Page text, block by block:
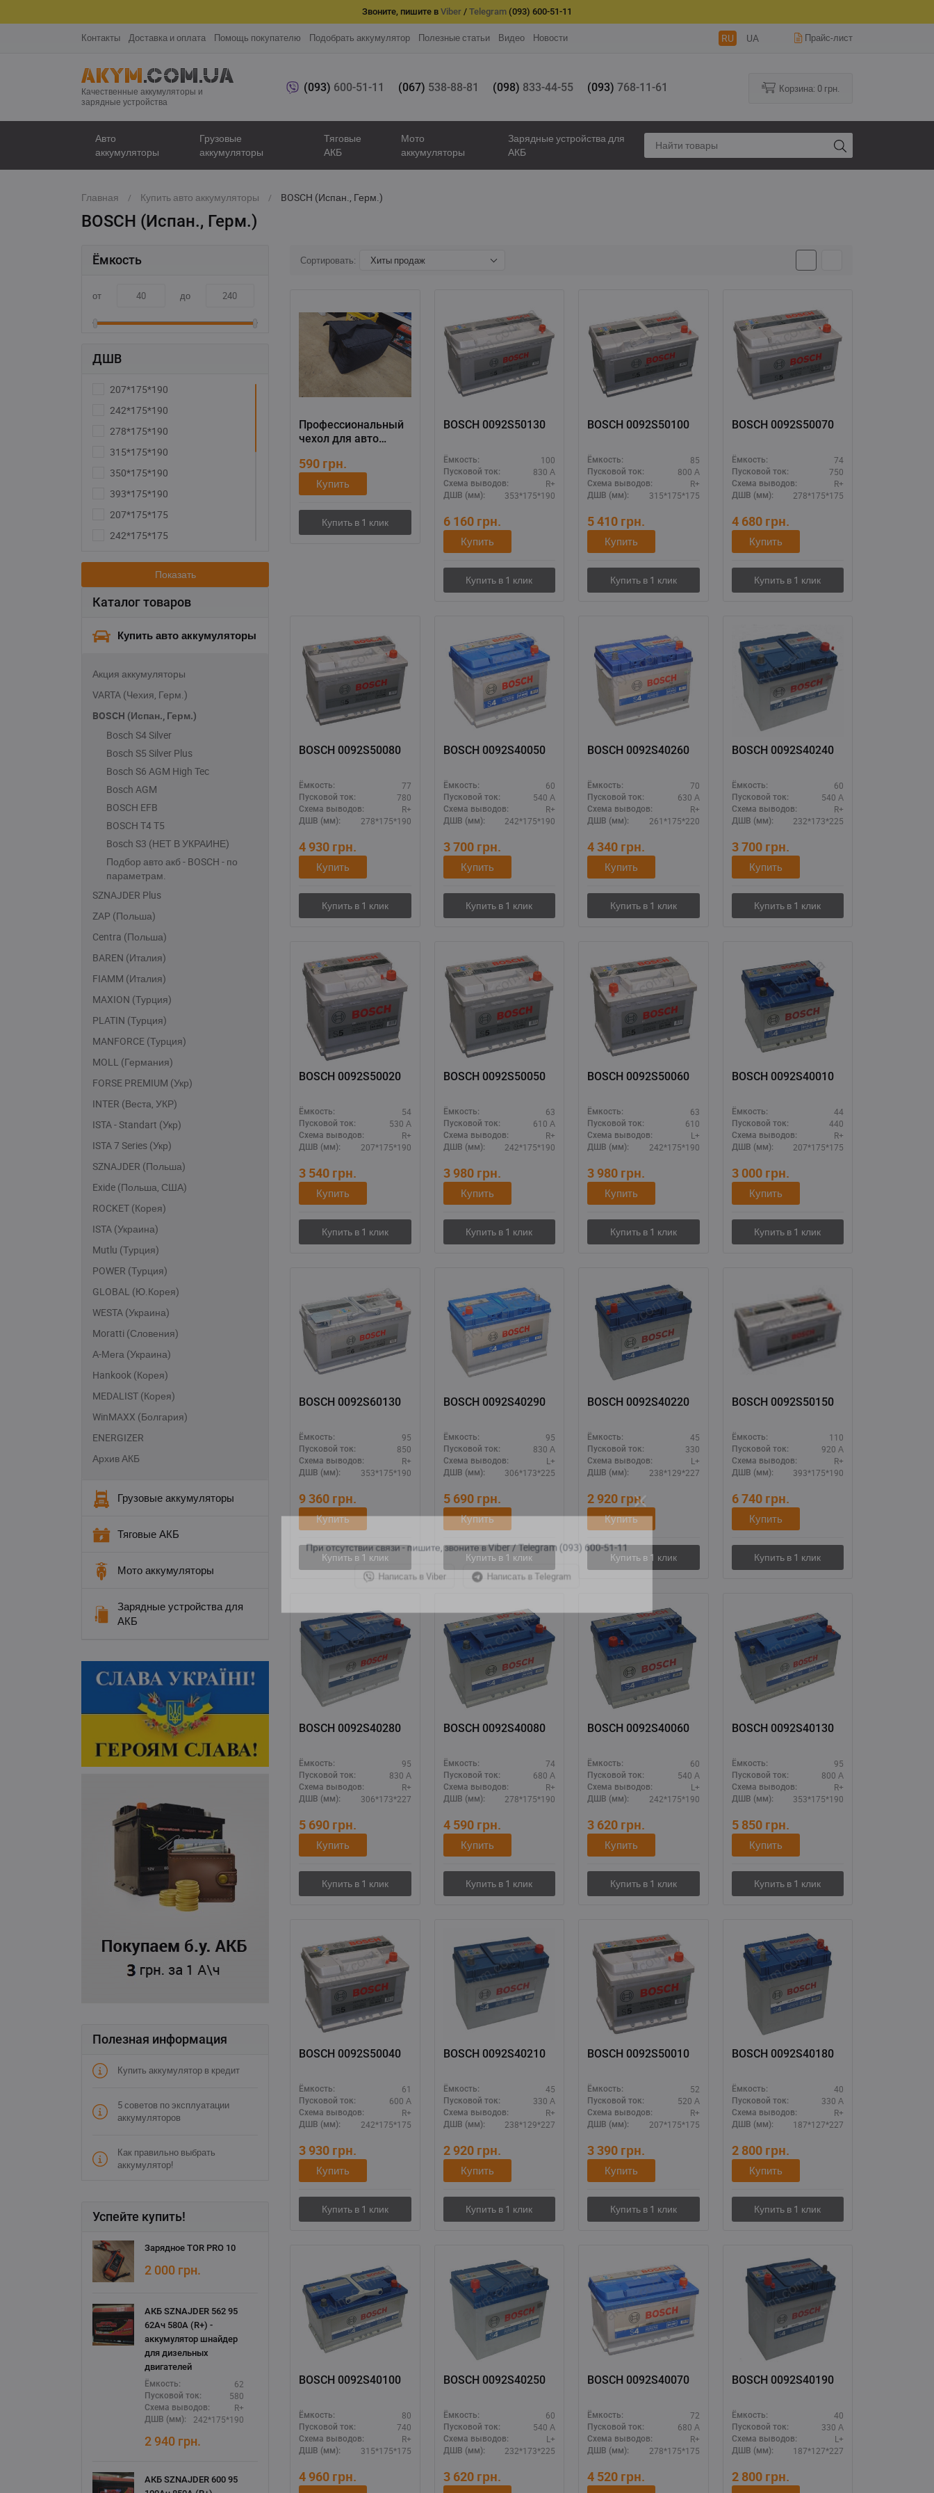
Звоните, пишите в Viber / Telegram (093) 600-51-11
Контакты Доставка и оплата Помощь покупателю Подобрать аккумулятор Полезные статьи Видео Новости RU UA Прайс-лист
Качественные аккумуляторы и
зарядные устройства
(093) 600-51-11 (067) 538-88-81 (098) 833-44-55 (093) 768-11-61 Корзина: 0 грн.
Авто
аккумуляторы
Грузовые
аккумуляторы
Тяговые
АКБ
Мото
аккумуляторы
Зарядные устройства для
АКБ
Главная Купить авто аккумуляторы BOSCH (Испан., Герм.)
BOSCH (Испан., Герм.)
Ёмкость
от до
ДШВ
207*175*190
242*175*190
278*175*190
315*175*190
350*175*190
393*175*190
207*175*175
242*175*175
315*175*175
350*175*175
238*129*227
260*175*220
306*175*225
513*189*223
Показать
Каталог товаров
Купить авто аккумуляторы
Акция аккумуляторы
VARTA (Чехия, Герм.)
BOSCH (Испан., Герм.)
Bosch S4 Silver
Bosch S5 Silver Plus
Bosch S6 AGM High Tec
Bosch AGM
BOSCH EFB
BOSCH T4 T5
Bosch S3 (НЕТ В УКРАИНЕ)
Подбор авто акб - BOSCH - по
параметрам.
SZNAJDER Plus
ZAP (Польша)
Centra (Польша)
BAREN (Италия)
FIAMM (Италия)
MAXION (Турция)
PLATIN (Турция)
MANFORCE (Турция)
MOLL (Германия)
FORSE PREMIUM (Укр)
INTER (Веста, УКР)
ISTA - Standart (Укр)
ISTA 7 Series (Укр)
SZNAJDER (Польша)
Exide (Польша, США)
ROCKET (Корея)
ISTA (Украина)
Mutlu (Турция)
POWER (Турция)
GLOBAL (Ю.Корея)
WESTA (Украина)
Moratti (Словения)
А-Мега (Украина)
Hankook (Корея)
MEDALIST (Корея)
WinMAXX (Болгария)
ENERGIZER
Архив АКБ
Грузовые аккумуляторы
Тяговые АКБ
Мото аккумуляторы
Зарядные устройства для
АКБ
Полезная информация
Купить аккумулятор в кредит
5 советов по эксплуатации
аккумуляторов
Как правильно выбрать
аккумулятор!
Успейте купить!
Зарядное TOR PRO 10
2 000 грн.
АКБ SZNAJDER 562 95
62Ач 580А (R+) -
аккумулятор шнайдер
для дизельных
двигателей
Ёмкость: 62
Пусковой ток: 580
Схема выводов: R+
ДШВ (мм): 242*175*190
2 940 грн.
АКБ SZNAJDER 600 95
Сортировать: Хиты продаж
Профессиональный
чехол для авто
590 грн.
Купить
BOSCH 0092S50130
Ёмкость: 100
Пусковой ток: 830 А
Схема выводов: R+
ДШВ (мм): 353*175*190
6 160 грн.
Купить
BOSCH 0092S50100
Ёмкость: 85
Пусковой ток: 800 А
Схема выводов: R+
ДШВ (мм): 315*175*175
5 410 грн.
Купить
BOSCH 0092S50070
Ёмкость: 74
Пусковой ток: 750
Схема выводов: R+
ДШВ (мм): 278*175*175
4 680 грн.
Купить
BOSCH 0092S50080
Ёмкость: 77
Пусковой ток: 780
Схема выводов: R+
ДШВ (мм): 278*175*190
4 930 грн.
Купить
BOSCH 0092S40050
Ёмкость: 60
Пусковой ток: 540 А
Схема выводов: R+
ДШВ (мм): 242*175*190
3 700 грн.
Купить
BOSCH 0092S40260
Ёмкость: 70
Пусковой ток: 630 А
Схема выводов: R+
ДШВ (мм): 261*175*220
4 340 грн.
Купить
BOSCH 0092S40240
Ёмкость: 60
Пусковой ток: 540 А
Схема выводов: R+
ДШВ (мм): 232*173*225
3 700 грн.
Купить
BOSCH 0092S50020
Ёмкость: 54
Пусковой ток: 530 А
Схема выводов: R+
ДШВ (мм): 207*175*190
3 540 грн.
Купить
BOSCH 0092S50050
Ёмкость: 63
Пусковой ток: 610 А
Схема выводов: R+
ДШВ (мм): 242*175*190
3 980 грн.
Купить
BOSCH 0092S50060
Ёмкость: 63
Пусковой ток: 610
Схема выводов: L+
ДШВ (мм): 242*175*190
3 980 грн.
Купить
BOSCH 0092S40010
Ёмкость: 44
Пусковой ток: 440
Схема выводов: R+
ДШВ (мм): 207*175*175
3 000 грн.
Купить
BOSCH 0092S60130
Ёмкость: 95
Пусковой ток: 850
Схема выводов: R+
ДШВ (мм): 353*175*190
9 360 грн.
Купить
BOSCH 0092S40290
Ёмкость: 95
Пусковой ток: 830 А
Схема выводов: L+
ДШВ (мм): 306*173*225
5 690 грн.
Купить
BOSCH 0092S40220
Ёмкость: 45
Пусковой ток: 330
Схема выводов: L+
ДШВ (мм): 238*129*227
2 920 грн.
Купить
BOSCH 0092S50150
Ёмкость: 110
Пусковой ток: 920 А
Схема выводов: R+
ДШВ (мм): 393*175*190
6 740 грн.
Купить
BOSCH 0092S40280
Ёмкость: 95
Пусковой ток: 830 А
Схема выводов: R+
ДШВ (мм): 306*173*227
5 690 грн.
Купить
BOSCH 0092S40080
Ёмкость: 74
Пусковой ток: 680 А
Схема выводов: R+
ДШВ (мм): 278*175*190
4 590 грн.
Купить
BOSCH 0092S40060
Ёмкость: 60
Пусковой ток: 540 А
Схема выводов: L+
ДШВ (мм): 242*175*190
3 620 грн.
Купить
BOSCH 0092S40130
Ёмкость: 95
Пусковой ток: 800 А
Схема выводов: R+
ДШВ (мм): 353*175*190
5 850 грн.
Купить
BOSCH 0092S50040
Ёмкость: 61
Пусковой ток: 600 А
Схема выводов: R+
ДШВ (мм): 242*175*175
3 930 грн.
Купить
BOSCH 0092S40210
Ёмкость: 45
Пусковой ток: 330 А
Схема выводов: R+
ДШВ (мм): 238*129*227
2 920 грн.
Купить
BOSCH 0092S50010
Ёмкость: 52
Пусковой ток: 520 А
Схема выводов: R+
ДШВ (мм): 207*175*175
3 390 грн.
Купить
BOSCH 0092S40180
Ёмкость: 40
Пусковой ток: 330 А
Схема выводов: R+
ДШВ (мм): 187*127*227
2 800 грн.
Купить
BOSCH 0092S40100
Ёмкость: 80
Пусковой ток: 740
Схема выводов: R+
ДШВ (мм): 315*175*175
4 960 грн.
BOSCH 0092S40250
Ёмкость: 60
Пусковой ток: 540 А
Схема выводов: L+
ДШВ (мм): 232*173*225
3 620 грн.
BOSCH 0092S40070
Ёмкость: 72
Пусковой ток: 680 А
Схема выводов: R+
ДШВ (мм): 278*175*175
4 520 грн.
BOSCH 0092S40190
Ёмкость: 40
Пусковой ток: 330 А
Схема выводов: L+
ДШВ (мм): 187*127*227
2 800 грн.
При отсутствии связи - пишите, звоните в Viber / Telegram (093) 600-51-11
Написать в Viber Написать в Telegram